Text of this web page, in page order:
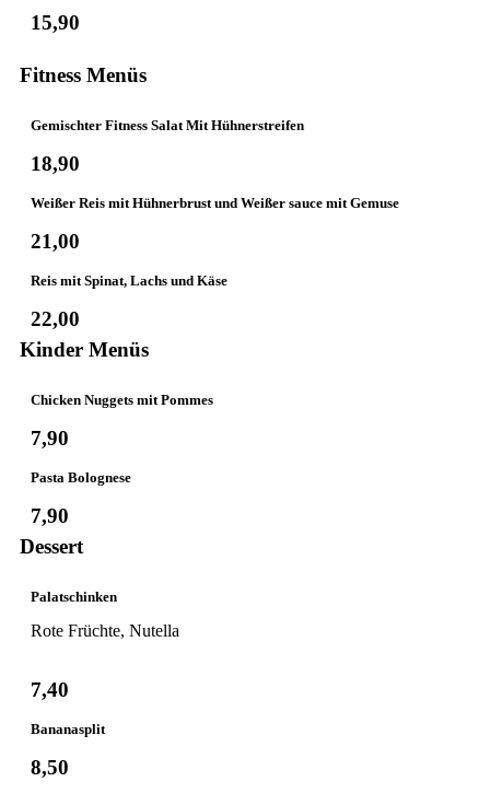
15,90
Fitness Menüs
Gemischter Fitness Salat Mit Hühnerstreifen
18,90
Weißer Reis mit Hühnerbrust und Weißer sauce mit Gemuse
21,00
Reis mit Spinat, Lachs und Käse
22,00
Kinder Menüs
Chicken Nuggets mit Pommes
7,90
Pasta Bolognese
7,90
Dessert
Palatschinken
Rote Früchte, Nutella
7,40
Bananasplit
8,50